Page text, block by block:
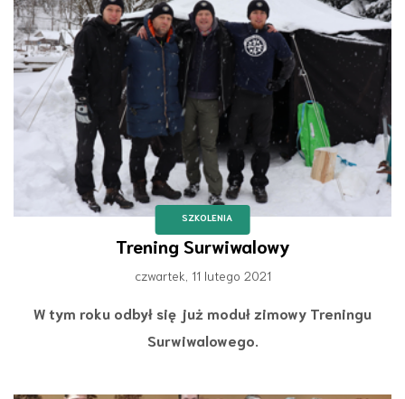
SZKOLENIA
Trening Surwiwalowy
czwartek, 11 lutego 2021
W tym roku odbył się już moduł zimowy Treningu
Surwiwalowego.